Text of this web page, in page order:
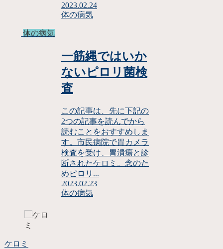
2023.02.24
体の病気
体の病気
一筋縄ではいか
ないピロリ菌検
査
この記事は、先に下記の
2つの記事を読んでから
読むことをおすすめしま
す。市民病院で胃カメラ
検査を受け、胃潰瘍と診
断されたケロミ。念のた
めピロリ...
2023.02.23
体の病気
ケロミ